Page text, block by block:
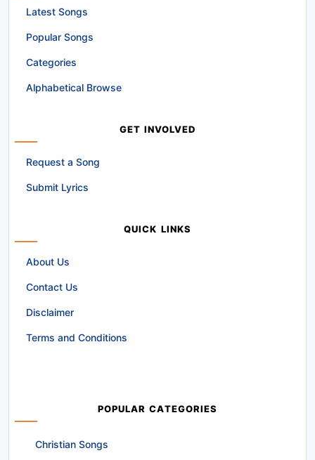
Latest Songs
Popular Songs
Categories
Alphabetical Browse
GET INVOLVED
Request a Song
Submit Lyrics
QUICK LINKS
About Us
Contact Us
Disclaimer
Terms and Conditions
POPULAR CATEGORIES
Christian Songs